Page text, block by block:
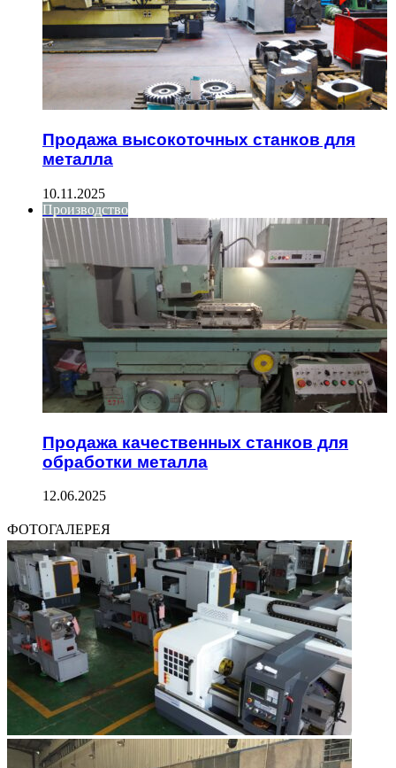
Продажа высокоточных станков для
металла
10.11.2025
Производство
Продажа качественных станков для
обработки металла
12.06.2025
ФОТОГАЛЕРЕЯ